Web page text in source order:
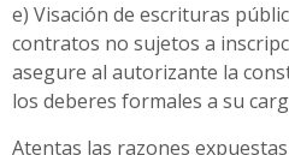
e) Visación de escrituras
contratos no sujetos a
asegure al autorizante la
los deberes formales a su
Atentas las razones